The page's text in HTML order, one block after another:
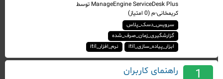
ManageEngine ServiceDesk Plusتوسط
کریمخانی-م(
0امتیاز)
سرویس_دسک_پلاس
گزارشگیری_زمان_صرف_شده
ابزار_پیاده_سازی_itil
نرم_افزار_itil
راهنمای کاربران